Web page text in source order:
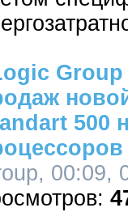
Group
500
00:09,